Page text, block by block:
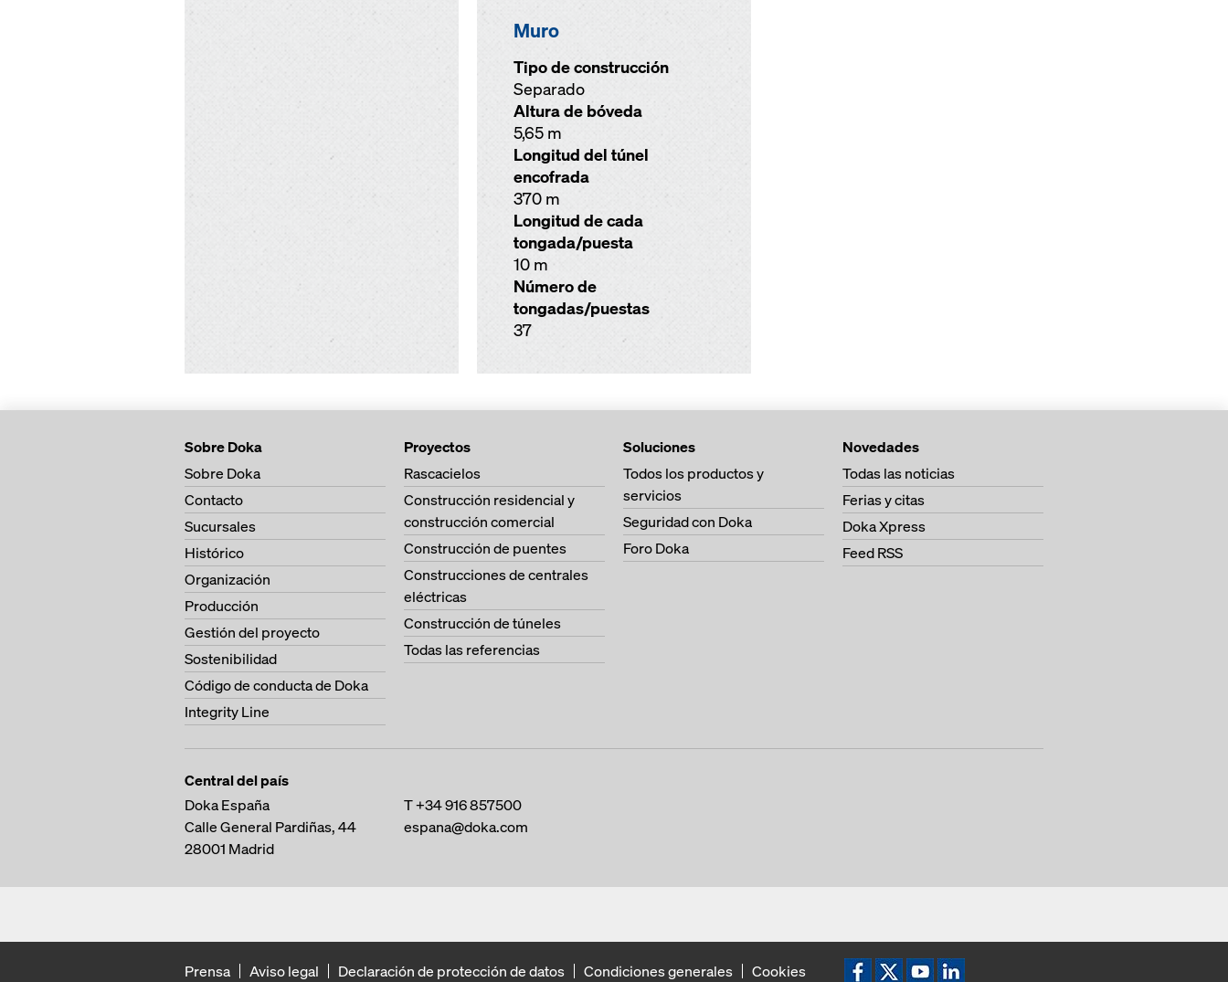
Muro
Tipo de construcción
Separado
Altura de bóveda
5,65 m
Longitud del túnel
encofrada
370 m
Longitud de cada
tongada/puesta
10 m
Número de
tongadas/puestas
37
Sobre Doka
Sobre Doka
Contacto
Sucursales
Histórico
Organización
Producción
Gestión del proyecto
Sostenibilidad
Código de conducta de Doka
Integrity Line
Proyectos
Rascacielos
Construcción residencial y
construcción comercial
Construcción de puentes
Construcciones de centrales
eléctricas
Construcción de túneles
Todas las referencias
Soluciones
Todos los productos y
servicios
Seguridad con Doka
Foro Doka
Novedades
Todas las noticias
Ferias y citas
Doka Xpress
Feed RSS
Central del país
Doka España
Calle General Pardiñas, 44
28001 Madrid
T+34 916 857500
espana@doka.com
Prensa Aviso legal Declaración de protección de datos Condiciones generales Cookies Icon Facebook
Icon Twitter
Icon YouTube
YouTube LinkedIn